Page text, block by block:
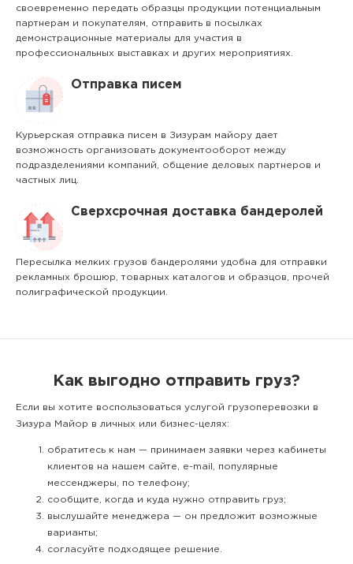
своевременно передать образцы продукции потенциальным
партнерам и покупателям, отправить в посылках
демонстрационные материалы для участия в
профессиональных выставках и других мероприятиях.
Отправка писем
Курьерская отправка писем в Зизурам майору дает
возможность организовать документооборот между
подразделениями компаний, общение деловых партнеров и
частных лиц.
Сверхсрочная доставка бандеролей
Пересылка мелких грузов бандеролями удобна для отправки
рекламных брошюр, товарных каталогов и образцов, прочей
полиграфической продукции.
Как выгодно отправить груз?
Если вы хотите воспользоваться услугой грузоперевозки в
Зизура Майор в личных или бизнес-целях:
обратитесь к нам — принимаем заявки через кабинеты
клиентов на нашем сайте, e-mail, популярные
мессенджеры, по телефону;
сообщите, когда и куда нужно отправить груз;
выслушайте менеджера — он предложит возможные
варианты;
согласуйте подходящее решение.